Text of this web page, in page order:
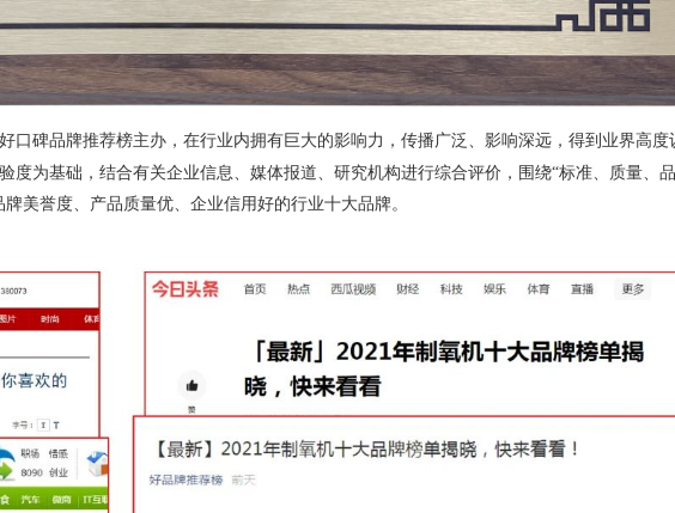
口碑品牌推荐榜主办，在行业内拥有巨大的影响力，传播广泛、影响深远，得到业界高度
度为基础，结合有关企业信息、媒体报道、研究机构进行综合评价，围绕“标准、质量、品
美誉度、产品质量优、企业信用好的行业十大品牌。